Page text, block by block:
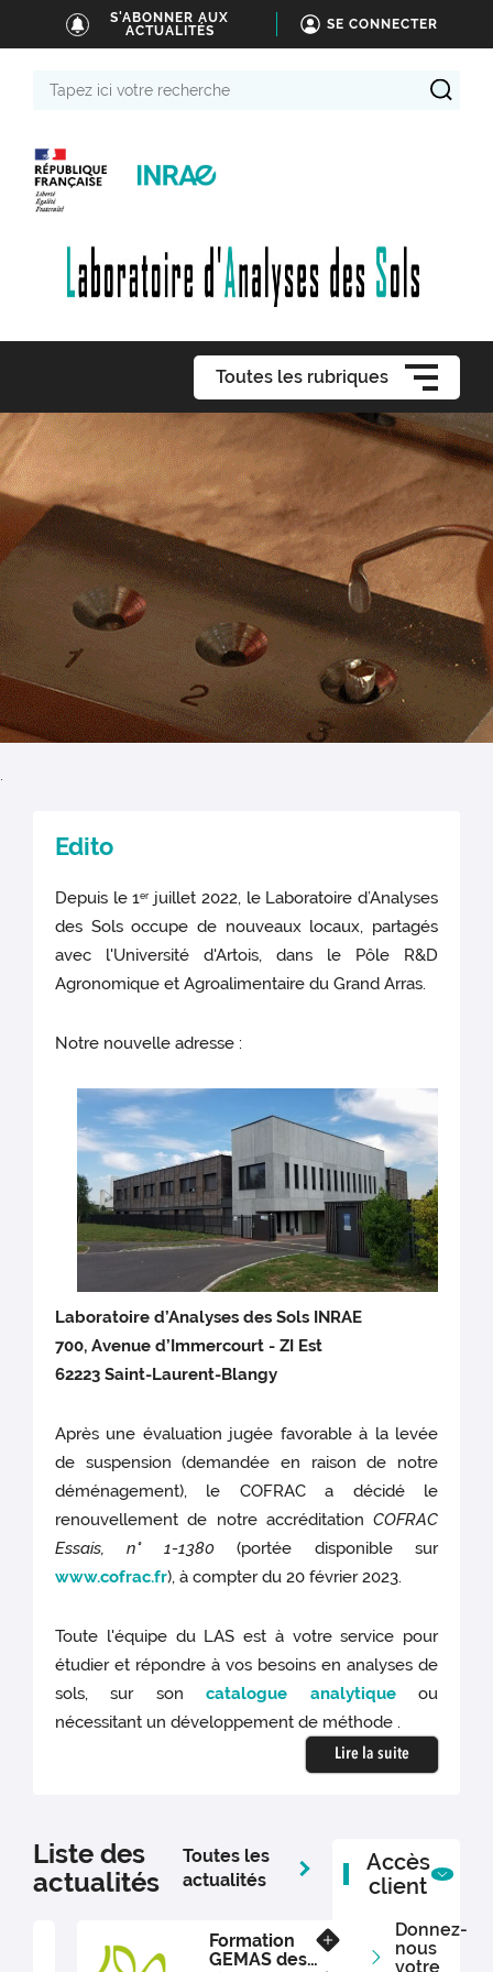
S'ABONNER AUX
ACTUALITÉS
SE CONNECTER
Toutes les rubriques
.
Edito
Depuis le 1er juillet 2022, le Laboratoire d’Analyses
des Sols occupe de nouveaux locaux, partagés
avec l'Université d'Artois, dans le Pôle R&D
Agronomique et Agroalimentaire du Grand Arras.
Notre nouvelle adresse :
Laboratoire d’Analyses des Sols INRAE
700, Avenue d’Immercourt - ZI Est
62223 Saint-Laurent-Blangy
Après une évaluation jugée favorable à la levée
de suspension (demandée en raison de notre
déménagement), le COFRAC a décidé le
renouvellement de notre accréditation COFRAC
Essais, n° 1-1380(portée disponible sur
www.cofrac.fr), à compter du 20 février 2023.
Toute l'équipe du LAS est à votre service pour
étudier et répondre à vos besoins en analyses de
sols, sur soncatalogue analytiqueou
nécessitant un développement de méthode .
Lire la suite
Liste des
actualités
Toutes les
actualités
Formation
GEMAS des
Accès
client
Donnez-
nous
votre